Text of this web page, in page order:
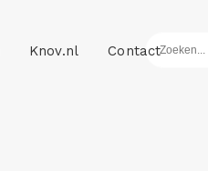
Knov.nl Contact